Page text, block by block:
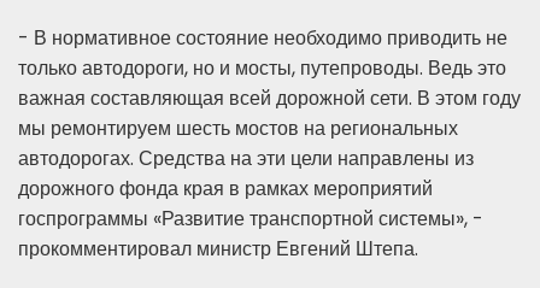
- В нормативное состояние необходимо приводить не
только автодороги, но и мосты, путепроводы. Ведь это
важная составляющая всей дорожной сети. В этом году
мы ремонтируем шесть мостов на региональных
автодорогах. Средства на эти цели направлены из
дорожного фонда края в рамках мероприятий
госпрограммы «Развитие транспортной системы», -
прокомментировал министр Евгений Штепа.